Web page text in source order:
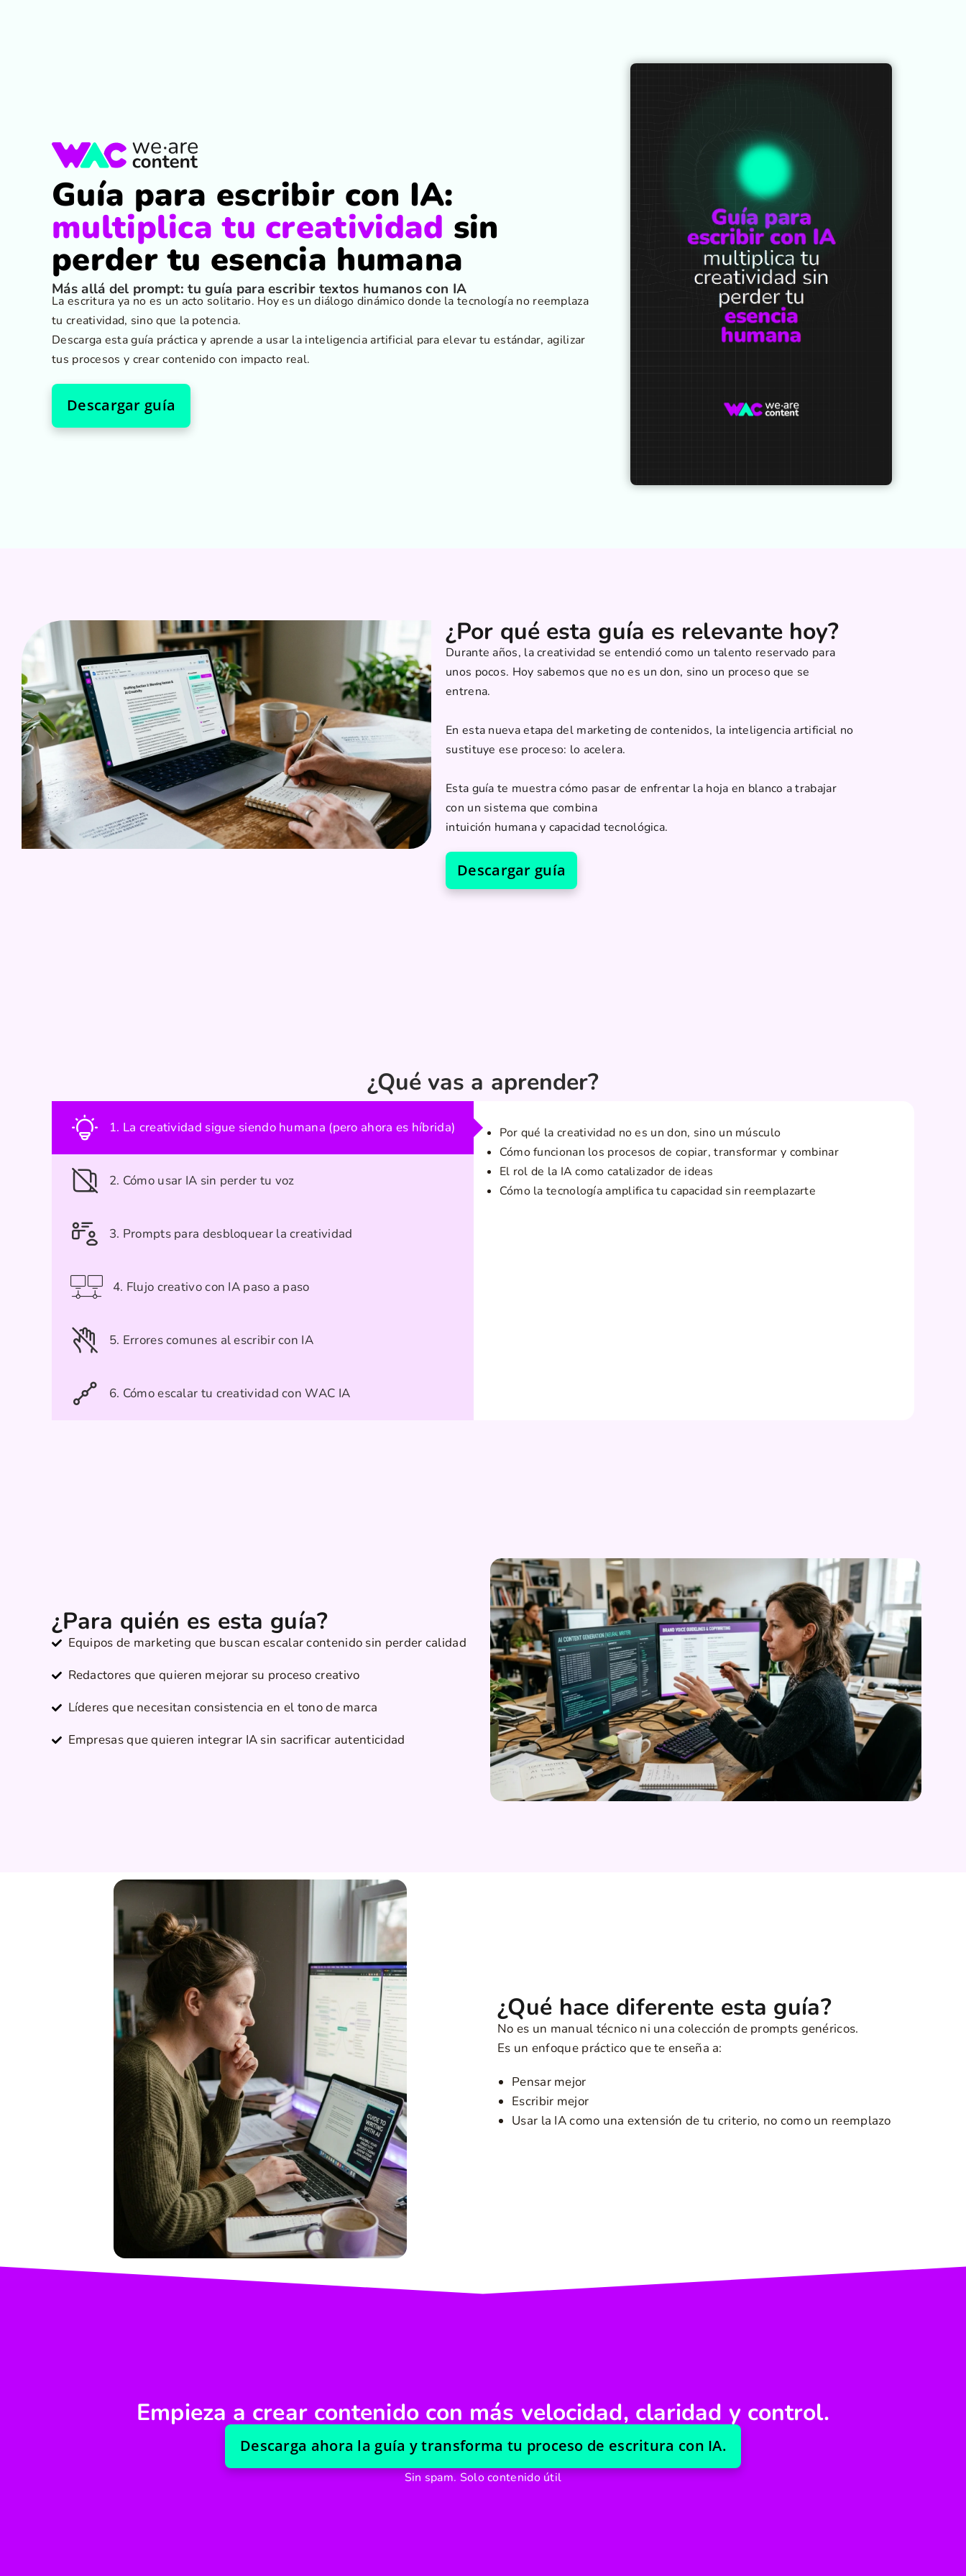
Guía para escribir con IA:
multiplica tu creatividad sin
perder tu esencia humana
Más allá del prompt: tu guía para escribir textos humanos con IA
La escritura ya no es un acto solitario. Hoy es un diálogo dinámico donde la tecnología no reemplaza
tu creatividad, sino que la potencia.
Descarga esta guía práctica y aprende a usar la inteligencia artificial para elevar tu estándar, agilizar
tus procesos y crear contenido con impacto real.
Descargar guía
¿Por qué esta guía es relevante hoy?
Durante años, la creatividad se entendió como un talento reservado para
unos pocos. Hoy sabemos que no es un don, sino un proceso que se
entrena.
En esta nueva etapa del marketing de contenidos, la inteligencia artificial no
sustituye ese proceso: lo acelera.
Esta guía te muestra cómo pasar de enfrentar la hoja en blanco a trabajar
con un sistema que combina
intuición humana y capacidad tecnológica.
Descargar guía
¿Qué vas a aprender?
1. La creatividad sigue siendo humana (pero ahora es híbrida)
2. Cómo usar IA sin perder tu voz
3. Prompts para desbloquear la creatividad
4. Flujo creativo con IA paso a paso
5. Errores comunes al escribir con IA
6. Cómo escalar tu creatividad con WAC IA
Por qué la creatividad no es un don, sino un músculo
Cómo funcionan los procesos de copiar, transformar y combinar
El rol de la IA como catalizador de ideas
Cómo la tecnología amplifica tu capacidad sin reemplazarte
¿Para quién es esta guía?
Equipos de marketing que buscan escalar contenido sin perder calidad
Redactores que quieren mejorar su proceso creativo
Líderes que necesitan consistencia en el tono de marca
Empresas que quieren integrar IA sin sacrificar autenticidad
¿Qué hace diferente esta guía?
No es un manual técnico ni una colección de prompts genéricos.
Es un enfoque práctico que te enseña a:
Pensar mejor
Escribir mejor
Usar la IA como una extensión de tu criterio, no como un reemplazo
Empieza a crear contenido con más velocidad, claridad y control.
Descarga ahora la guía y transforma tu proceso de escritura con IA.
Sin spam. Solo contenido útil